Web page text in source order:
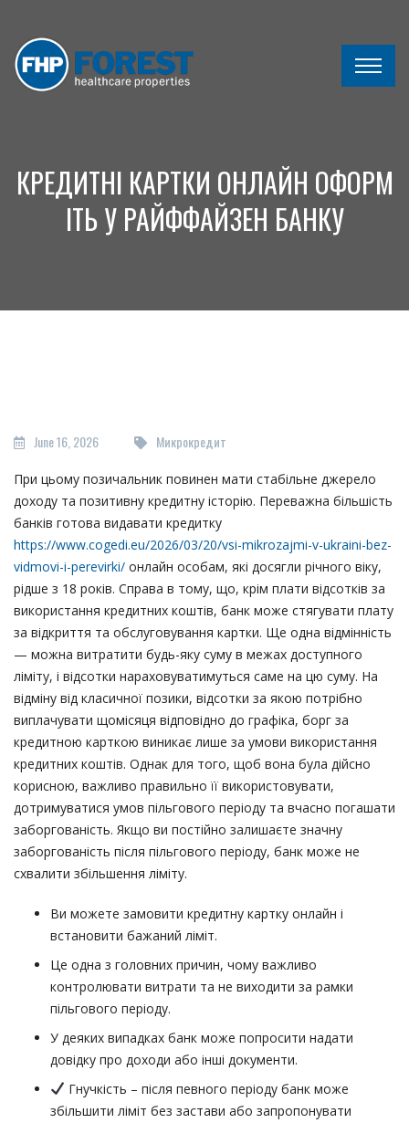
КРЕДИТНІ КАРТКИ ОНЛАЙН ОФОРМ
ІТЬ У РАЙФФАЙЗЕН БАНКУ
June 16, 2026 Микрокредит
При цьому позичальник повинен мати стабільне джерело
доходу та позитивну кредитну історію. Переважна більшість
банків готова видавати кредитку
https://www.cogedi.eu/2026/03/20/vsi-mikrozajmi-v-ukraini-bez-
vidmovi-i-perevirki/ онлайн особам, які досягли річного віку,
рідше з 18 років. Справа в тому, що, крім плати відсотків за
використання кредитних коштів, банк може стягувати плату
за відкриття та обслуговування картки. Ще одна відмінність
— можна витратити будь-яку суму в межах доступного
ліміту, і відсотки нараховуватимуться саме на цю суму. На
відміну від класичної позики, відсотки за якою потрібно
виплачувати щомісяця відповідно до графіка, борг за
кредитною карткою виникає лише за умови використання
кредитних коштів. Однак для того, щоб вона була дійсно
корисною, важливо правильно її використовувати,
дотримуватися умов пільгового періоду та вчасно погашати
заборгованість. Якщо ви постійно залишаєте значну
заборгованість після пільгового періоду, банк може не
схвалити збільшення ліміту.
Ви можете замовити кредитну картку онлайн і
встановити бажаний ліміт.
Це одна з головних причин, чому важливо
контролювати витрати та не виходити за рамки
пільгового періоду.
У деяких випадках банк може попросити надати
довідку про доходи або інші документи.
Гнучкість – після певного періоду банк може
збільшити ліміт без застави або запропонувати